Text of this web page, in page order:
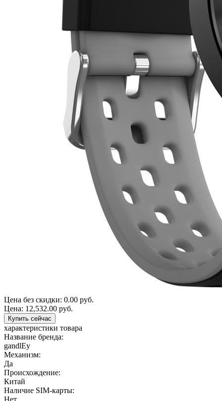
Цена без скидки: 0.00 руб.
Цена: 12,532.00 руб.
Купить сейчас
характеристики товара
Название бренда:
gandlEy
Механизм:
Да
Происхождение:
Китай
Наличие SIM-карты:
Нет